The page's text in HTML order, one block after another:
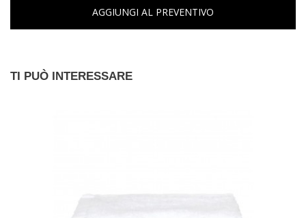
AGGIUNGI AL PREVENTIVO
TI PUÒ INTERESSARE